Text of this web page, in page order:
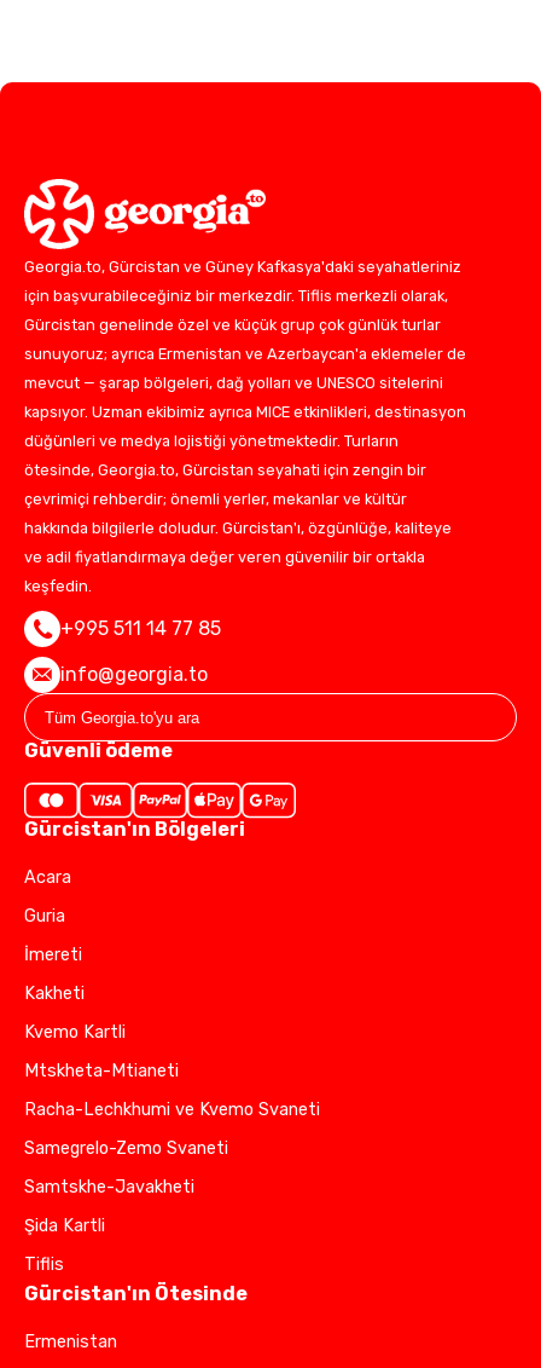
Georgia.to, Gürcistan ve Güney Kafkasya'daki seyahatleriniz
için başvurabileceğiniz bir merkezdir. Tiflis merkezli olarak,
Gürcistan genelinde özel ve küçük grup çok günlük turlar
sunuyoruz; ayrıca Ermenistan ve Azerbaycan'a eklemeler de
mevcut — şarap bölgeleri, dağ yolları ve UNESCO sitelerini
kapsıyor. Uzman ekibimiz ayrıca MICE etkinlikleri, destinasyon
düğünleri ve medya lojistiği yönetmektedir. Turların
ötesinde, Georgia.to, Gürcistan seyahati için zengin bir
çevrimiçi rehberdir; önemli yerler, mekanlar ve kültür
hakkında bilgilerle doludur. Gürcistan'ı, özgünlüğe, kaliteye
ve adil fiyatlandırmaya değer veren güvenilir bir ortakla
keşfedin.
+995 511 14 77 85
info@georgia.to
Güvenli ödeme
Gürcistan'ın Bölgeleri
Acara
Guria
İmereti
Kakheti
Kvemo Kartli
Mtskheta-Mtianeti
Racha-Lechkhumi ve Kvemo Svaneti
Samegrelo-Zemo Svaneti
Samtskhe-Javakheti
Şida Kartli
Tiflis
Gürcistan'ın Ötesinde
Ermenistan